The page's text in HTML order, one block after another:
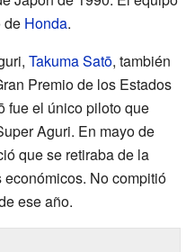
de Honda.
Takuma Satō, también
Premio de los Estados
fue el único piloto que
Aguri. En mayo de
que se retiraba de la
No compitió
ese año.